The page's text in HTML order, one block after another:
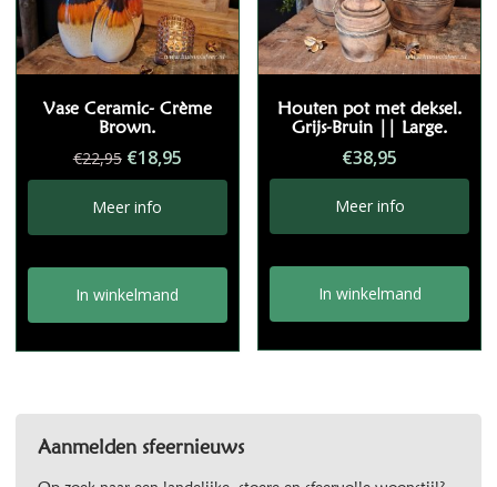
Vase Ceramic- Crème
Brown.
€22,95 Oorspronkelijke
prijs
was:
€22,95.
€18,95Huidige
prijs
€18,95.
Meer info
In winkelmand
Houten pot met deksel.
Grijs-Bruin || Large.
€38,95
Meer info
In winkelmand
Aanmelden sfeernieuws